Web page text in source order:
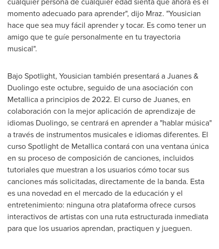
momento adecuado para aprender", dijo Mraz. "Yousician
hace que sea muy fácil aprender y tocar. Es como tener un
amigo que te guíe personalmente en tu trayectoria
musical".
Bajo Spotlight, Yousician también presentará a Juanes &
Duolingo este octubre, seguido de una asociación con
Metallica a principios de 2022. El curso de Juanes, en
colaboración con la mejor aplicación de aprendizaje de
idiomas Duolingo, se centrará en aprender a "hablar música"
a través de instrumentos musicales e idiomas diferentes. El
curso Spotlight de Metallica contará con una ventana única
en su proceso de composición de canciones, incluidos
tutoriales que muestran a los usuarios cómo tocar sus
canciones más solicitadas, directamente de la banda. Esta
es una novedad en el mercado de la educación y el
entretenimiento: ninguna otra plataforma ofrece cursos
interactivos de artistas con una ruta estructurada inmediata
para que los usuarios aprendan, practiquen y jueguen.